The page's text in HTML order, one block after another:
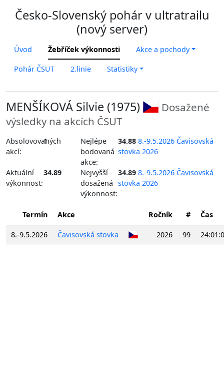
Česko-Slovenský pohár v ultratrailu
(nový server)
Úvod Žebříček výkonnosti Akce a pochody
Pohár ČSUT 2.linie Statistiky
MENŠÍKOVÁ Silvie (1975)
Dosažené
výsledky na akcích ČSUT
Absolovovaných
akcí:
1
Nejlépe
bodovaná
akce:
34.88 8.-9.5.2026 Čavisovská
stovka 2026
Aktuální
výkonnost:
34.89
Nejvyšší
dosažená
výkonnost:
34.89 8.-9.5.2026 Čavisovská
stovka 2026
Termín Akce Ročník # Čas
8.-9.5.2026 Čavisovská stovka 2026 99